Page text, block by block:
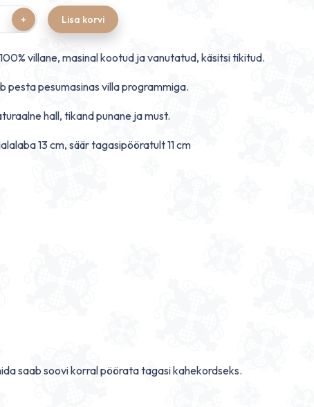
Lisa korvi
villane, masinal kootud ja vanutatud, käsitsi tikitud.
pesta pesumasinas villa programmiga.
hall, tikand punane ja must.
13 cm, säär tagasipööratult 11 cm
saab soovi korral pöörata tagasi kahekordseks.